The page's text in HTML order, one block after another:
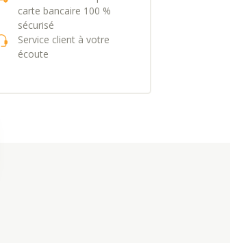
carte bancaire 100 %
sécurisé
Service client à votre
écoute